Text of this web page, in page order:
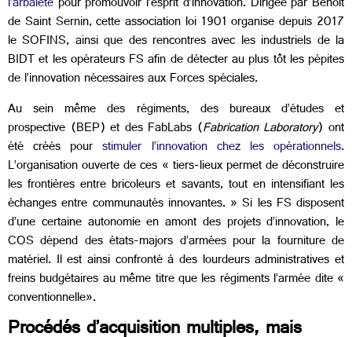
de Saint Sernin, cette association loi 1901 organise depuis 2017
le SOFINS, ainsi que des rencontres avec les industriels de la
BIDT et les opérateurs FS afin de détecter au plus tôt les pépites
de l’innovation nécessaires aux Forces spéciales.
Au sein même des régiments, des bureaux d’études et
prospective (BEP) et des FabLabs (Fabrication Laboratory) ont
été créés pourstimuler l’innovation chez les opérationnels.
L’organisation ouverte de ces « tiers-lieux permet de déconstruire
les frontières entre bricoleurs et savants, tout en intensifiant les
échanges entre communautés innovantes. » Si les FS disposent
d’une certaine autonomie en amont des projets d’innovation, le
COS dépend des états-majors d’armées pour la fourniture de
matériel. Il est ainsi confronté à des lourdeurs administratives et
freins budgétaires au même titre que les régiments l’armée dite «
conventionnelle».